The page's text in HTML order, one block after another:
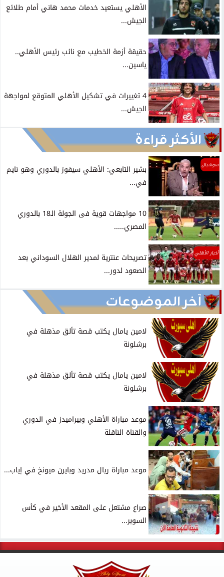
الأهلي يستعيد خدمات محمد هاني أمام طلائع
الجيش...
حقيقة أزمة الخطيب مع نائب رئيس الأهلي..
ياسين...
4 تغييرات في تشكيل الأهلي المتوقع لمواجهة
الجيش...
الأكثر قراءة
سوشيال
بشير التابعي: الأهلي سيفوز بالدوري وهو نايم
في...
10 مواجهات قوية فى الجولة الـ18 بالدوري
المصري.....
أخبار الأهلي
تصريحات عنترية لمدير الهلال السوداني بعد
الصعود لدور...
آخر الموضوعات
لامين يامال يكتب قصة تألق مذهلة في
برشلونة
لامين يامال يكتب قصة تألق مذهلة في
برشلونة
موعد مباراة الأهلي وبيراميدز في الدوري
والقناة الناقلة
موعد مباراة ريال مدريد وبايرن ميونخ في إياب...
صراع مشتعل على المقعد الأخير في كأس
السوبر...